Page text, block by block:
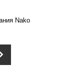
Nako